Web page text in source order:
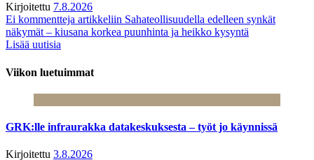
Kirjoitettu 7.8.2026
Ei kommentteja artikkeliin Sahateollisuudella edelleen synkät
näkymät – kiusana korkea puunhinta ja heikko kysyntä
Lisää uutisia
Viikon luetuimmat
GRK:lle infraurakka datakeskuksesta – työt jo käynnissä
Kirjoitettu 3.8.2026